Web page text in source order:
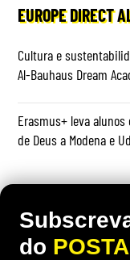
EUROPE DIRECT
Cultura e
Al-Bauhaus Dream
Erasmus+ leva
de Deus a Modena e
do